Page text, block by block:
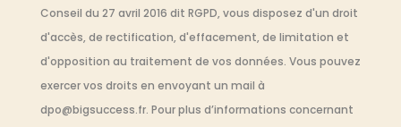
Conseil du 27 avril 2016 dit RGPD, vous disposez d'un droit
d'accès, de rectification, d'effacement, de limitation et
d'opposition au traitement de vos données. Vous pouvez
exercer vos droits en envoyant un mail à
dpo@bigsuccess.fr. Pour plus d’informations concernant